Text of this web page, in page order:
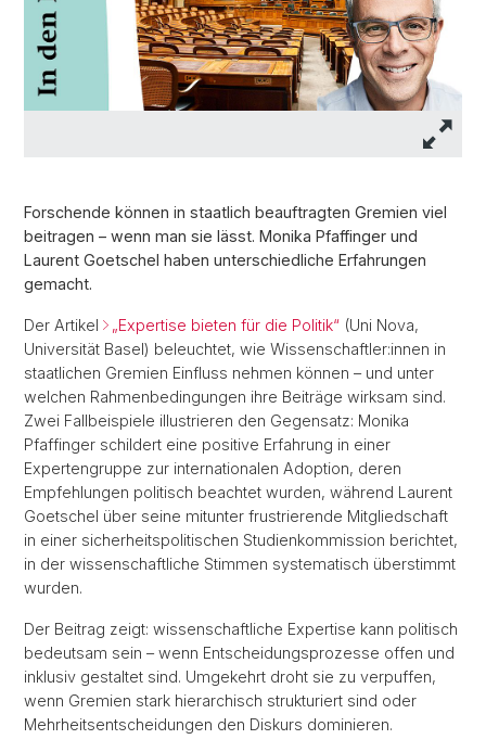
Forschende können in staatlich beauftragten Gremien viel
beitragen – wenn man sie lässt. Monika Pfaffinger und
Laurent Goetschel haben unterschiedliche Erfahrungen
gemacht.
Der Artikel „Expertise bieten für die Politik“ (Uni Nova,
Universität Basel) beleuchtet, wie Wissenschaftler:innen in
staatlichen Gremien Einfluss nehmen können – und unter
welchen Rahmenbedingungen ihre Beiträge wirksam sind.
Zwei Fallbeispiele illustrieren den Gegensatz: Monika
Pfaffinger schildert eine positive Erfahrung in einer
Expertengruppe zur internationalen Adoption, deren
Empfehlungen politisch beachtet wurden, während Laurent
Goetschel über seine mitunter frustrierende Mitgliedschaft
in einer sicherheitspolitischen Studienkommission berichtet,
in der wissenschaftliche Stimmen systematisch überstimmt
wurden.
Der Beitrag zeigt: wissenschaftliche Expertise kann politisch
bedeutsam sein – wenn Entscheidungsprozesse offen und
inklusiv gestaltet sind. Umgekehrt droht sie zu verpuffen,
wenn Gremien stark hierarchisch strukturiert sind oder
Mehrheitsentscheidungen den Diskurs dominieren.